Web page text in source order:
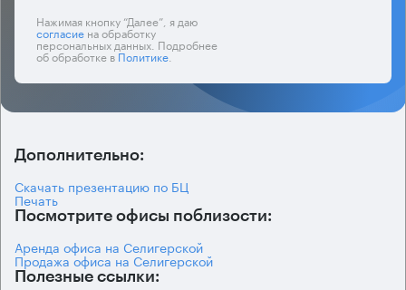
Нажимая кнопку “Далее”, я даю
согласиена обработку
персональных данных. Подробнее
об обработке вПолитике.
Дополнительно:
Скачать презентацию по БЦ
Печать
Посмотрите офисы поблизости:
Аренда офиса на Селигерской
Продажа офиса на Селигерской
Полезные ссылки: